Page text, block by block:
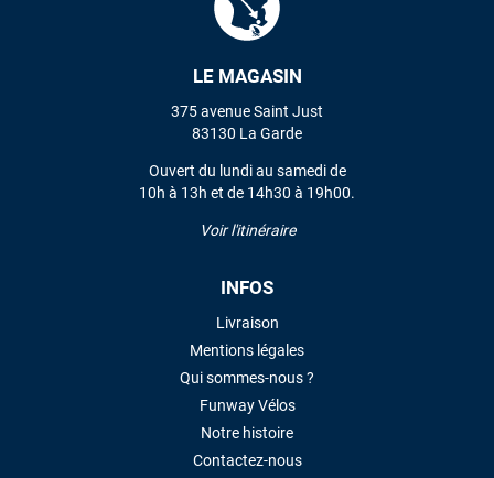
LE MAGASIN
375 avenue Saint Just
83130 La Garde
Ouvert du lundi au samedi de
10h à 13h et de 14h30 à 19h00.
Voir l'itinéraire
INFOS
Livraison
Mentions légales
Qui sommes-nous ?
Funway Vélos
Notre histoire
Contactez-nous